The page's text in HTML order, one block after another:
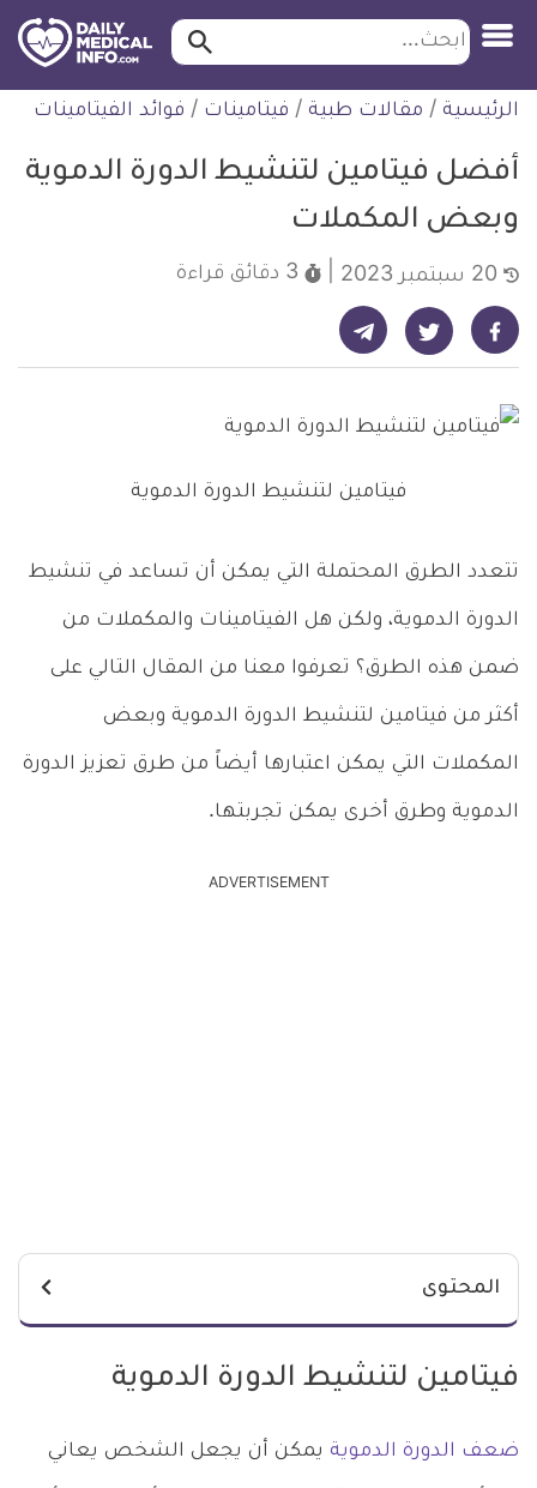
التخطي
للمحتوى
طبية
ابحث ابحث…
الرئيسية / مقالات طبية / فيتامينات / فوائد الفيتامينات
أفضل فيتامين لتنشيط الدورة الدموية
وبعض المكملات
3 دقائق قراءة
شارك على فيسبوك - ديلي ميديكال انفو شارك على تويتر - ديلي ميديكال انفو شارك على تيليجرام - ديلي ميديكال انفو
فيتامين لتنشيط الدورة الدموية
تتعدد الطرق المحتملة التي يمكن أن تساعد في تنشيط
الدورة الدموية، ولكن هل الفيتامينات والمكملات من
ضمن هذه الطرق؟ تعرفوا معنا من المقال التالي على
أكثر من فيتامين لتنشيط الدورة الدموية وبعض
المكملات التي يمكن اعتبارها أيضاً من طرق تعزيز الدورة
الدموية وطرق أخرى يمكن تجربتها.
ADVERTISEMENT
المحتوى
فيتامين لتنشيط الدورة الدموية
ضعف الدورة الدموية يمكن أن يجعل الشخص يعاني